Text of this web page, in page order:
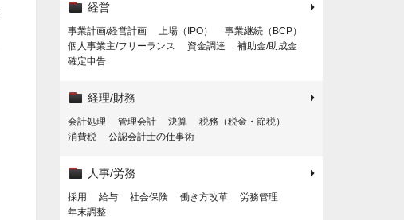
経営
事業計画/経営計画 上場（IPO）
事業継続（BCP）
個人事業主/フリーランス
資金調達
補助金/助成金
確定申告
経理/財務
会計処理 管理会計 決算
税務（税金・節税）
消費税
公認会計士の仕事術
人事/労務
採用 給与 社会保険 働き方改革
労務管理
年末調整